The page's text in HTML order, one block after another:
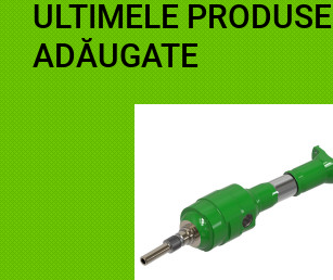
ULTIMELE PRODUSE
ADĂUGATE